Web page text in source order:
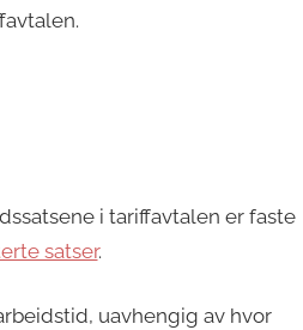
i tariffavtalen er faste
satser.
uavhengig av hvor